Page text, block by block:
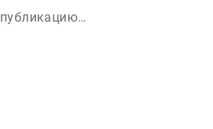
публикацию…